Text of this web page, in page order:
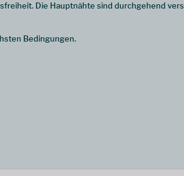
Die Hauptnähte sind durchgehend
Bedingungen.